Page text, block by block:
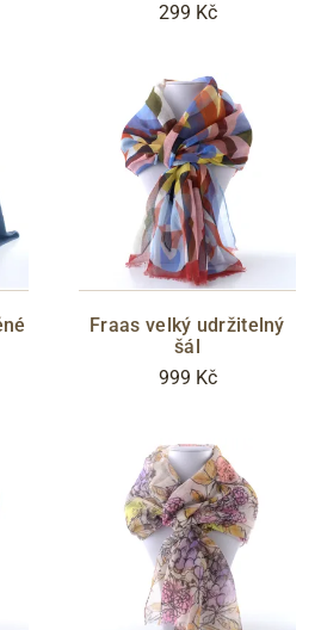
299 Kč
Fraas velký udržitelný
šál
999 Kč